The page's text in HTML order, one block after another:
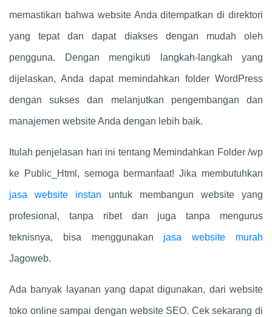
memastikan bahwa website Anda ditempatkan di direktori
yang tepat dan dapat diakses dengan mudah oleh
pengguna. Dengan mengikuti langkah-langkah yang
dijelaskan, Anda dapat memindahkan folder WordPress
dengan sukses dan melanjutkan pengembangan dan
manajemen website Anda dengan lebih baik.
Itulah penjelasan hari ini tentang Memindahkan Folder /wp
ke Public_Html, semoga bermanfaat! Jika membutuhkan
jasa website instan untuk membangun website yang
profesional, tanpa ribet dan juga tanpa mengurus
teknisnya, bisa menggunakan jasa website murah
Jagoweb.
Ada banyak layanan yang dapat digunakan, dari website
toko online sampai dengan website SEO. Cek sekarang di